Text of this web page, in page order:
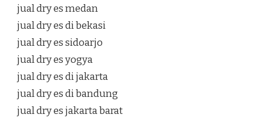
jual dry es medan
jual dry es di bekasi
jual dry es sidoarjo
jual dry es yogya
jual dry es di jakarta
jual dry es di bandung
jual dry es jakarta barat